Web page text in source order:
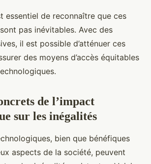
essentiel de reconnaître que ces
pas inévitables. Avec des
il est possible d’atténuer ces
des moyens d’accès équitables
de l’impact
sur les inégalités
bien que bénéfiques
aspects de la société, peuvent